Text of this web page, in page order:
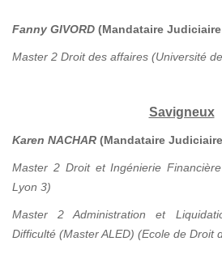
Fanny GIVORD (Mandataire
Master 2 Droit des affaires (Université
Savigneux
Karen NACHAR (Mandataire
Master 2 Droit et Ingénierie
Lyon 3)
Master 2 Administration et
Difficulté (Master ALED) (Ecole de Droit